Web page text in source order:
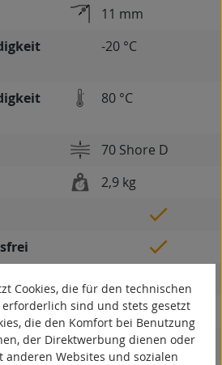
11 mm
-20 °C
80 °C
70 Shore D
2,9 kg
Cookies, die für den technischen
sind und stets gesetzt
die den Komfort bei Benutzung
der Direktwerbung dienen oder
Websites und sozialen